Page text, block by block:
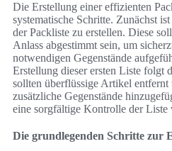
Die Erstellung einer effizienten
systematische Schritte. Zunächst
der Packliste zu erstellen. Diese
Anlass abgestimmt sein, um
notwendigen Gegenstände
Erstellung dieser ersten Liste folgt
sollten überflüssige Artikel
zusätzliche Gegenstände
eine sorgfältige Kontrolle der Liste
Die grundlegenden Schritte zur